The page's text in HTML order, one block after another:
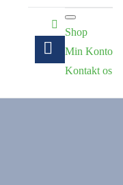
Shop
Min Konto
Kontakt os